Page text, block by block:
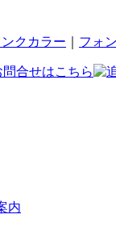
クカラー フォ